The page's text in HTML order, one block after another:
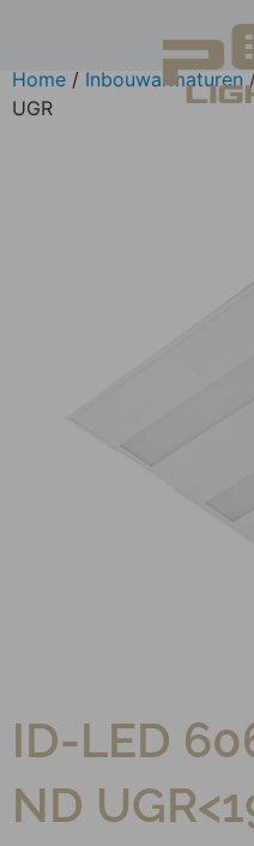
Home / Inbouwarmaturen
UGR
ID-LED
ND